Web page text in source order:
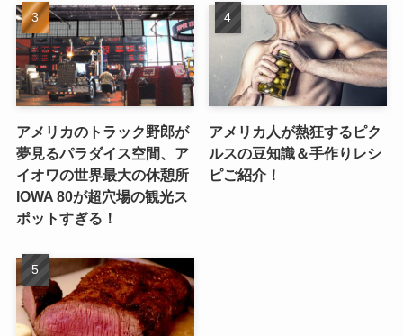
アメリカのトラック野郎が
夢見るパラダイス空間、ア
イオワの世界最大の休憩所
IOWA 80が超穴場の観光ス
ポットすぎる！
アメリカ人が熱狂するピク
ルスの豆知識＆手作りレシ
ピご紹介！